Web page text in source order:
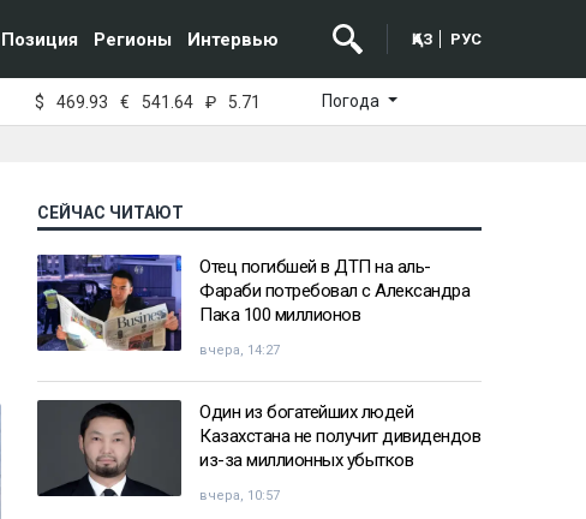
Позиция Регионы Интервью ҚАЗ РУС
$ 469.93 € 541.64 ₽ 5.71 Погода
СЕЙЧАС ЧИТАЮТ
Отец погибшей в ДТП на аль-
Фараби потребовал с Александра
Пака 100 миллионов
вчера, 14:27
Один из богатейших людей
Казахстана не получит дивидендов
из-за миллионных убытков
вчера, 10:57